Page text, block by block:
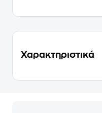
Χαρακτηριστικά